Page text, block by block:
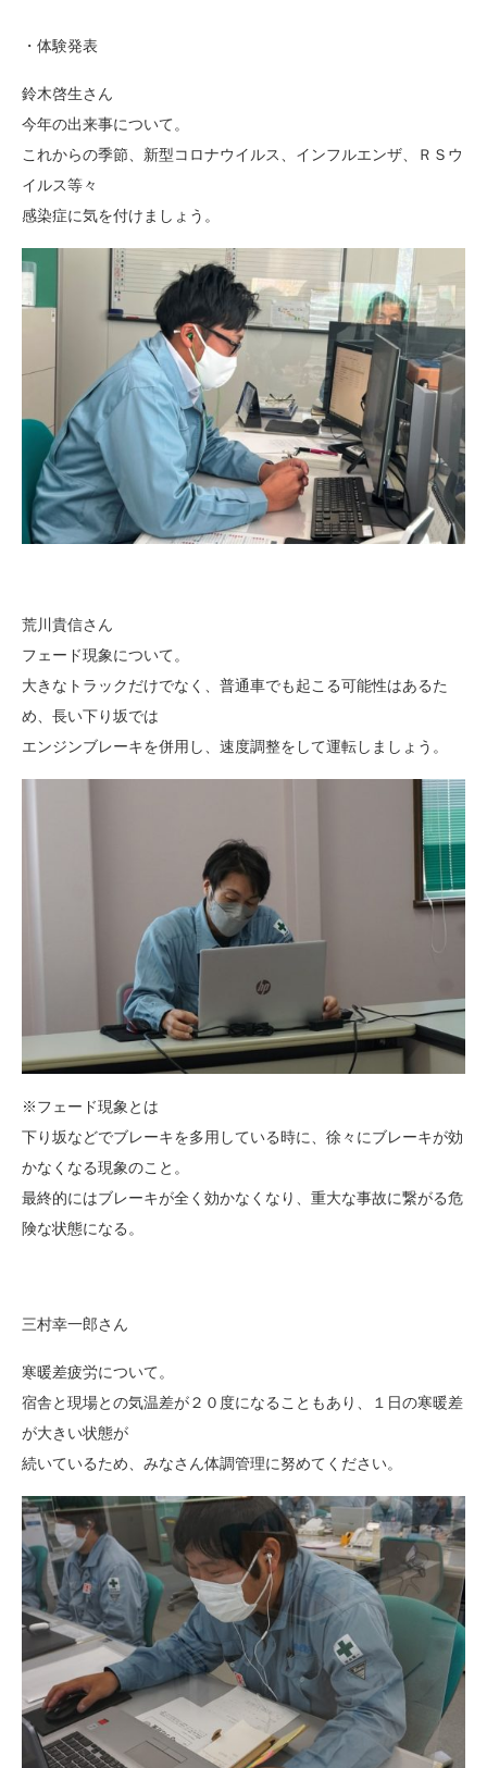
・体験発表
鈴木啓生さん
今年の出来事について。
これからの季節、新型コロナウイルス、インフルエンザ、ＲＳウ
イルス等々
感染症に気を付けましょう。
荒川貴信さん
フェード現象について。
大きなトラックだけでなく、普通車でも起こる可能性はあるた
め、長い下り坂では
エンジンブレーキを併用し、速度調整をして運転しましょう。
※フェード現象とは
下り坂などでブレーキを多用している時に、徐々にブレーキが効
かなくなる現象のこと。
最終的にはブレーキが全く効かなくなり、重大な事故に繋がる危
険な状態になる。
三村幸一郎さん
寒暖差疲労について。
宿舎と現場との気温差が２０度になることもあり、１日の寒暖差
が大きい状態が
続いているため、みなさん体調管理に努めてください。